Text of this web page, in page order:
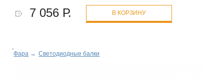
7 056 Р. В КОРЗИНУ
Фара → Светодиодные балки